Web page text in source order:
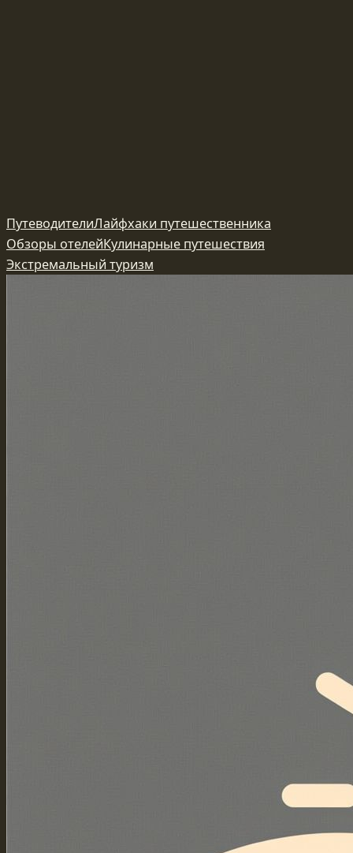
к
содержимому
ПутеводителиЛайфхаки путешественника
Обзоры отелейКулинарные путешествия
Экстремальный туризм